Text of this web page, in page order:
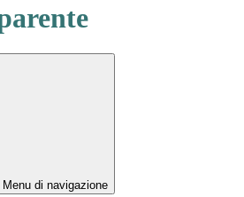
Menu di navigazione